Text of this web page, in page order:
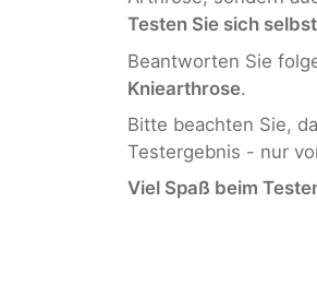
Testen Sie sich
Beantworten Sie
Kniearthrose.
Bitte beachten Sie,
Testergebnis - nur
Viel Spaß beim